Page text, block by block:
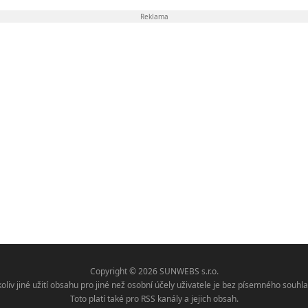
Reklama
Copyright © 2026 SUNWEBS s.r.o.
jiné užití obsahu pro jiné než osobní účely uživatele je bez písemného
Toto platí také pro RSS kanály a jejich obsah.